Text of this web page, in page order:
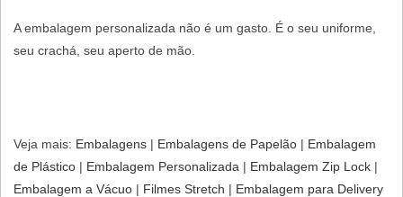
A embalagem personalizada não é um gasto. É o seu uniforme,
seu crachá, seu aperto de mão.
Veja mais: Embalagens | Embalagens de Papelão ​ | Embalagem
de Plástico ​ | Embalagem Personalizada​ | Embalagem Zip Lock ​ |
Embalagem a Vácuo | Filmes Stretch | Embalagem para Delivery